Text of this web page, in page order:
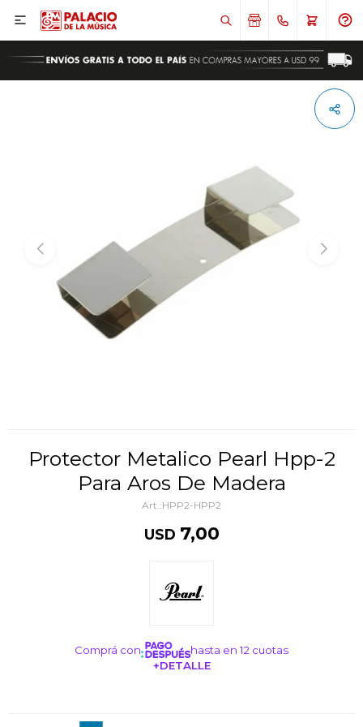

Protector Metalico Pearl Hpp-2
Para Aros De Madera
HPP2-HPP2
USD 7,00
Comprá con
hasta en 12 cuotas
+DETALLE